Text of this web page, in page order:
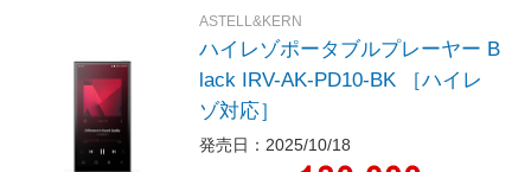
ASTELL&KERN
ハイレゾポータブルプレーヤー B
lack IRV-AK-PD10-BK ［ハイレ
ゾ対応］
発売日：2025/10/18